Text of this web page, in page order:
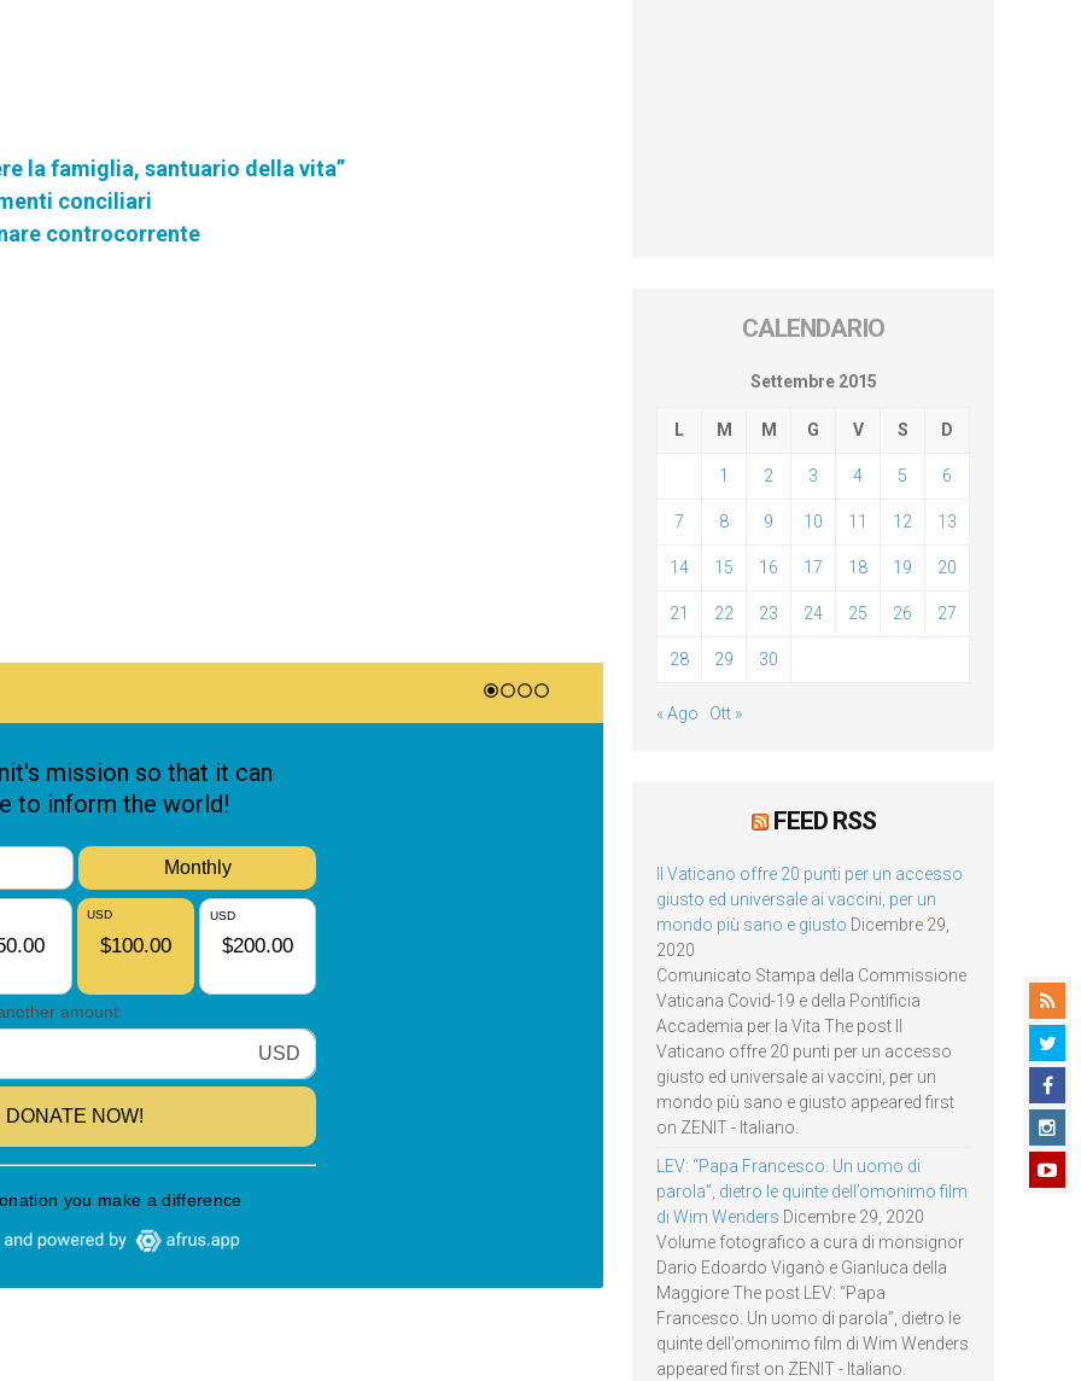
la famiglia, santuario della vita”
conciliari
controcorrente
CALENDARIO
Settembre 2015
L M M G V S D
1 2 3 4 5 6
7 8 9 10 11 12 13
14 15 16 17 18 19 20
21 22 23 24 25 26 27
28 29 30
« Ago Ott »
FEED RSS
Il Vaticano offre 20 punti per un accesso
giusto ed universale ai vaccini, per un
mondo più sano e giusto Dicembre 29,
2020
Comunicato Stampa della Commissione
Vaticana Covid-19 e della Pontificia
Accademia per la Vita The post Il
Vaticano offre 20 punti per un accesso
giusto ed universale ai vaccini, per un
mondo più sano e giusto appeared first
on ZENIT - Italiano.
LEV: “Papa Francesco. Un uomo di
parola”, dietro le quinte dell’omonimo film
di Wim Wenders Dicembre 29, 2020
Volume fotografico a cura di monsignor
Dario Edoardo Viganò e Gianluca della
Maggiore The post LEV: “Papa
Francesco. Un uomo di parola”, dietro le
quinte dell’omonimo film di Wim Wenders
appeared first on ZENIT - Italiano.